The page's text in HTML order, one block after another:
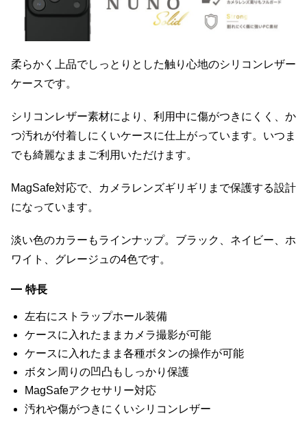
柔らかく上品でしっとりとした触り心地のシリコンレザー
ケースです。
シリコンレザー素材により、利用中に傷がつきにくく、か
つ汚れが付着しにくいケースに仕上がっています。いつま
でも綺麗なままご利用いただけます。
MagSafe対応で、カメラレンズギリギリまで保護する設計
になっています。
淡い色のカラーもラインナップ。ブラック、ネイビー、ホ
ワイト、グレージュの4色です。
特長
左右にストラップホール装備
ケースに入れたままカメラ撮影が可能
ケースに入れたまま各種ボタンの操作が可能
ボタン周りの凹凸もしっかり保護
MagSafeアクセサリー対応
汚れや傷がつきにくいシリコンレザー